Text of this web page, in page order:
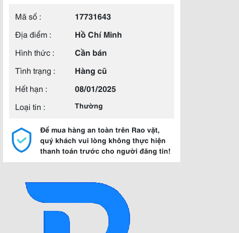
Mã số :
17731643
Địa điểm :
Hồ Chí Minh
Hình thức :
Cần bán
Tình trạng :
Hàng cũ
Hết hạn :
08/01/2025
Loại tin :
Thường
Để mua hàng an toàn trên Rao vặt,
quý khách vui lòng không thực hiện
thanh toán trước cho người đăng tin!